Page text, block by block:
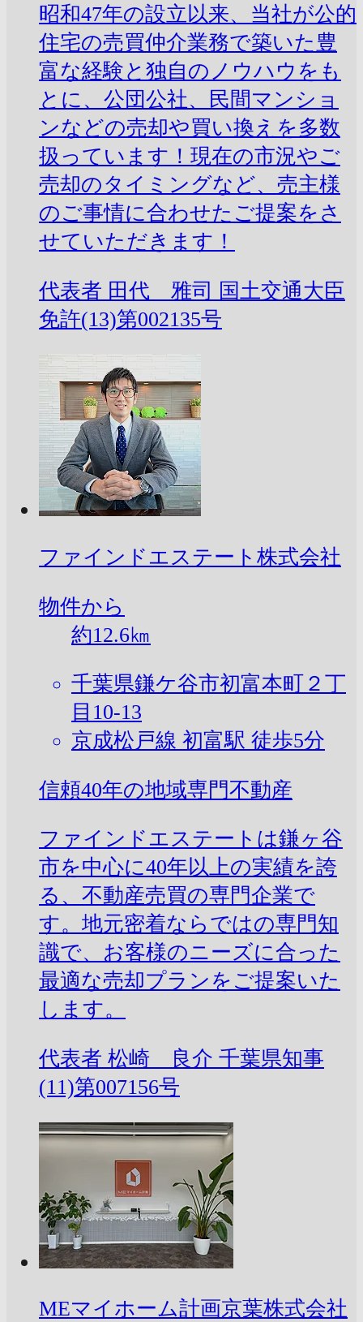
昭和47年の設立以来、当社が公的
住宅の売買仲介業務で築いた豊
富な経験と独自のノウハウをも
とに、公団公社、民間マンショ
ンなどの売却や買い換えを多数
扱っています！現在の市況やご
売却のタイミングなど、売主様
のご事情に合わせたご提案をさ
せていただきます！
代表者 田代 雅司 国土交通大臣
免許(13)第002135号
ファインドエステート株式会社
物件から
約12.6㎞
千葉県鎌ケ谷市初富本町２丁
目10-13
京成松戸線 初富駅 徒歩5分
信頼40年の地域専門不動産
ファインドエステートは鎌ヶ谷
市を中心に40年以上の実績を誇
る、不動産売買の専門企業で
す。地元密着ならではの専門知
識で、お客様のニーズに合った
最適な売却プランをご提案いた
します。
代表者 松崎 良介 千葉県知事
(11)第007156号
MEマイホーム計画京葉株式会社